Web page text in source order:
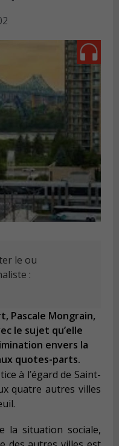
le ou
:
Pascale Mongrain,
le sujet qu’elle
envers la
quotes-parts.
à l’égard de Saint-
quatre autres villes
la situation sociale,